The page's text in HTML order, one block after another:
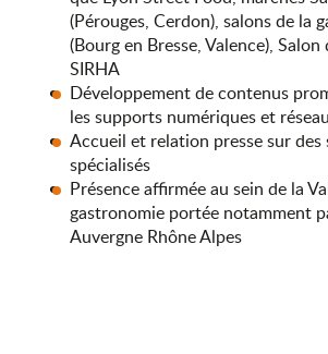
(Pérouges, Cerdon), salons de la
(Bourg en Bresse, Valence), Salon
SIRHA
Développement de contenus
les supports numériques et
Accueil et relation presse sur
spécialisés
Présence affirmée au sein de la
gastronomie portée notamment
Auvergne Rhône Alpes